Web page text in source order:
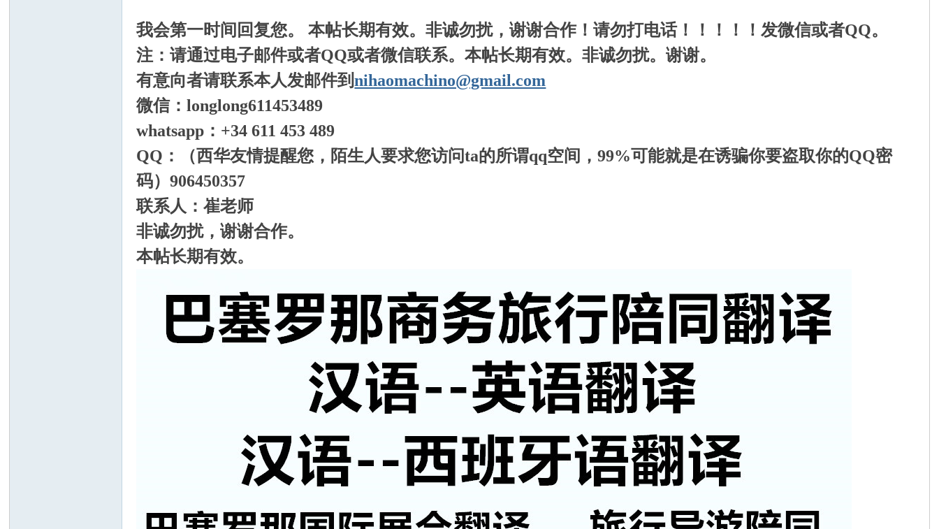
我会第一时间回复您。 本帖长期有效。非诚勿扰，谢谢合作！请勿打电话！！！！！发微信或者QQ。
注：请通过电子邮件或者QQ或者微信联系。本帖长期有效。非诚勿扰。谢谢。
有意向者请联系本人发邮件到nihaomachino@gmail.com
微信：longlong611453489
whatsapp：+34 611 453 489
QQ：（西华友情提醒您，陌生人要求您访问ta的所谓qq空间，99%可能就是在诱骗你要盗取你的QQ密
码）906450357
联系人：崔老师
非诚勿扰，谢谢合作。
本帖长期有效。